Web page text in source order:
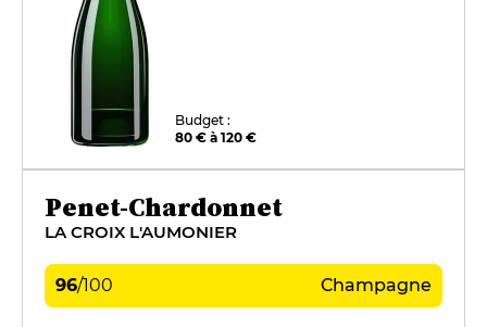
Budget :
80 € à 120 €
Penet-Chardonnet
LA CROIX L'AUMONIER
96/100 Champagne